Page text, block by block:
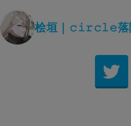
桧垣｜𝚌𝚒𝚛𝚌𝚕𝚎落